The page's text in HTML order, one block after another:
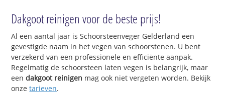
Dakgoot reinigen voor de beste prijs!
Al een aantal jaar is Schoorsteenveger Gelderland een
gevestigde naam in het vegen van schoorstenen. U bent
verzekerd van een professionele en efficiënte aanpak.
Regelmatig de schoorsteen laten vegen is belangrijk, maar
eendakgoot reinigen mag ook niet vergeten worden. Bekijk
onzetarieven.